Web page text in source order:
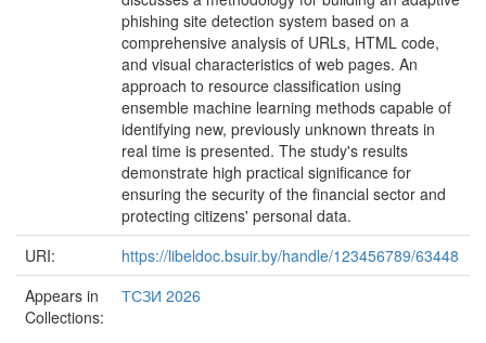
phishing site detection system based on a
comprehensive analysis of URLs, HTML code,
and visual characteristics of web pages. An
approach to resource classification using
ensemble machine learning methods capable of
identifying new, previously unknown threats in
real time is presented. The study's results
demonstrate high practical significance for
ensuring the security of the financial sector and
protecting citizens' personal data.
URI:
https://libeldoc.bsuir.by/handle/123456789/63448
Appears in
Collections:
ТСЗИ 2026